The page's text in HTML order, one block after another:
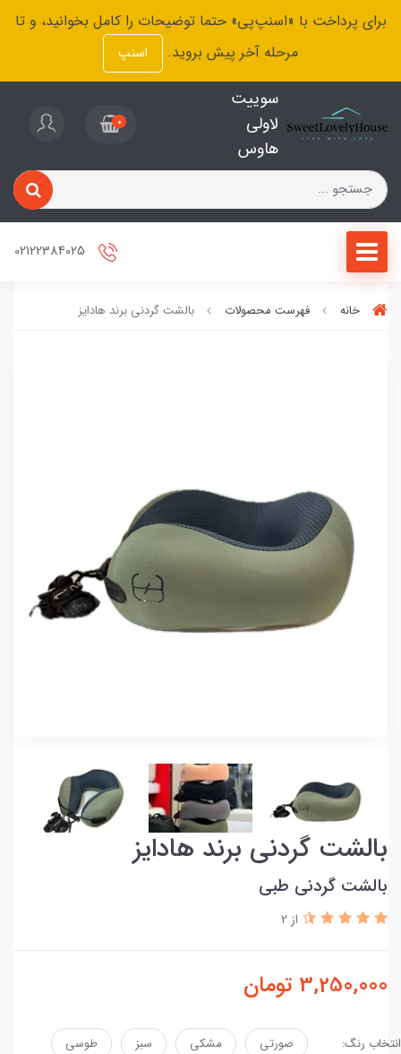
برای پرداخت با «اسنپ‌پی» حتما توضیحات را کامل بخوانید، و تا
مرحله آخر پیش بروید.
اسنپ
سوییت
لاولی
هاوس
0
خانه فهرست محصولات بالشت گردنی برند هادایز
بالشت گردنی برند هادایز
بالشت گردنی طبی
از 2
3,250,000 تومان
انتخاب رنگ: صورتی مشکی سبز طوسی